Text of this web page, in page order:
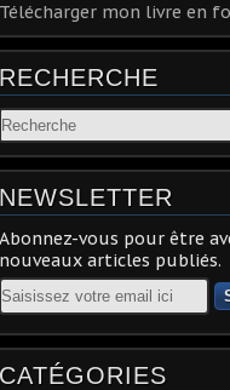
Télécharger mon livre en
RECHERCHE
NEWSLETTER
Abonnez-vous pour être
nouveaux articles publiés.
Email
CATÉGORIES